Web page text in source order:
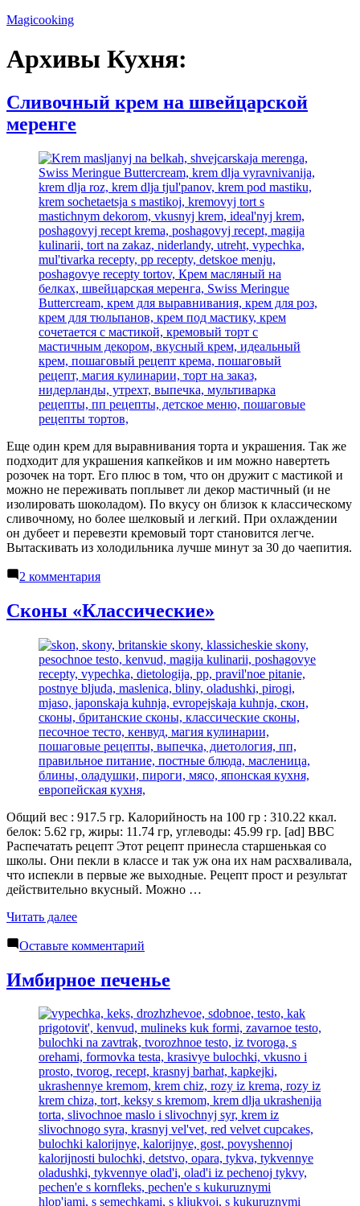
Перейти
содержимому
Magicooking
Архивы Кухня:
Сливочный крем на швейцарской
меренге
Еще один крем для выравнивания торта и украшения. Так же
подходит для украшения капкейков и им можно навертеть
розочек на торт. Его плюс в том, что он дружит с мастикой и
можно не переживать поплывет ли декор мастичный (и не
изолировать шоколадом). По вкусу он близок к классическому
сливочному, но более шелковый и легкий. При охлаждении
он дубеет и перевезти кремовый торт становится легче.
Вытаскивать из холодильника лучше минут за 30 до чаепития.
2 комментарияк
крем
швейцарской
меренге
Сконы «Классические»
Общий вес : 917.5 гр. Калорийность на 100 гр : 310.22 ккал.
белок: 5.62 гр, жиры: 11.74 гр, углеводы: 45.99 гр. [ad] BBC
Распечатать рецепт Этот рецепт принесла старшенькая со
школы. Они пекли в классе и так уж она их нам расхваливала,
что испекли в первые же выходные. Рецепт прост и результат
действительно вкусный. Можно …
Читать далее«Сконы
Оставьте комментарий
Имбирное печенье